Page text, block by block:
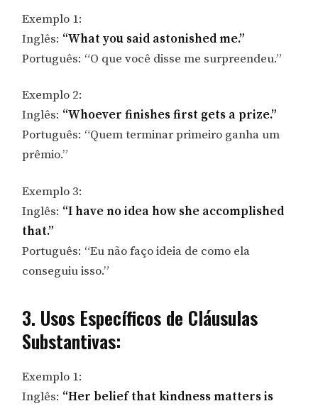
Exemplo 1:
Inglês: “What you said astonished me.”
Português: “O que você disse me surpreendeu.”
Exemplo 2:
Inglês: “Whoever finishes first gets a prize.”
Português: “Quem terminar primeiro ganha um
prêmio.”
Exemplo 3:
Inglês: “I have no idea how she accomplished
that.”
Português: “Eu não faço ideia de como ela
conseguiu isso.”
3. Usos Específicos de Cláusulas
Substantivas:
Exemplo 1:
Inglês: “Her belief that kindness matters is